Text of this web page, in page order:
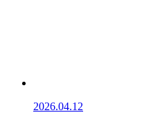
2026.04.12